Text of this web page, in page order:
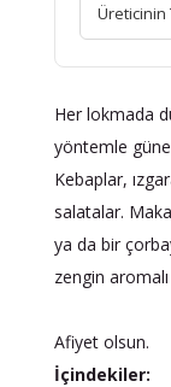
Üreticinin
Her lokmada
yöntemle
Kebaplar,
salatalar.
ya da bir
zengin
Afiyet olsun.
İçindekiler: